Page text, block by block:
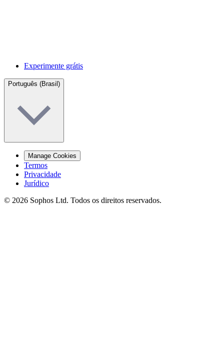
Experimente grátis
Português (Brasil)
Manage Cookies
Termos
Privacidade
Jurídico
© 2026 Sophos Ltd. Todos os direitos reservados.